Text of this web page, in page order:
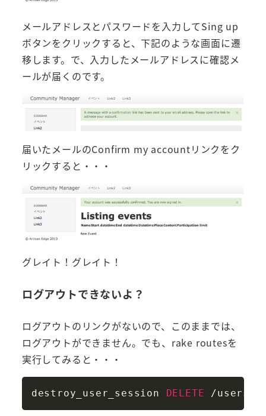
メールアドレスとパスワードを入力してSing up
ボタンをクリックすると、下記のような画面に遷
移します。で、入力したメールアドレスに確認メ
ールが届くのです。
届いたメールのConfirm my accountリンクをク
リックすると・・・
グレイト！グレイト！
ログアウトできないよ？
ログアウトのリンクがないので、このままでは、
ログアウトができません。でも、rake routesを
実行してみると・・・
destroy_user_session DELETE /users
Copy